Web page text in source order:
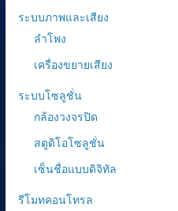
ระบบภาพและเสียง
ลำโพง
เครื่องขยายเสียง
ระบบโซลูชั่น
กล้องวงจรปิด
สตูดิโอโซลูชั่น
เซ็นชื่อแบบดิจิทัล
รีโมทคอนโทรล